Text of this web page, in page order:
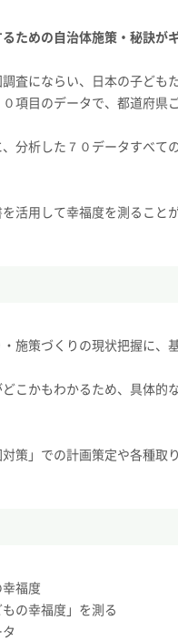
ための自治体施策・秘訣が
査にならい、日本の子ども
項目のデータで、都道府県
分析した７０データすべて
活用して幸福度を測ること
施策づくりの現状把握に、
こかもわかるため、具体的
策」での計画策定や各種取
福度
の幸福度」を測る